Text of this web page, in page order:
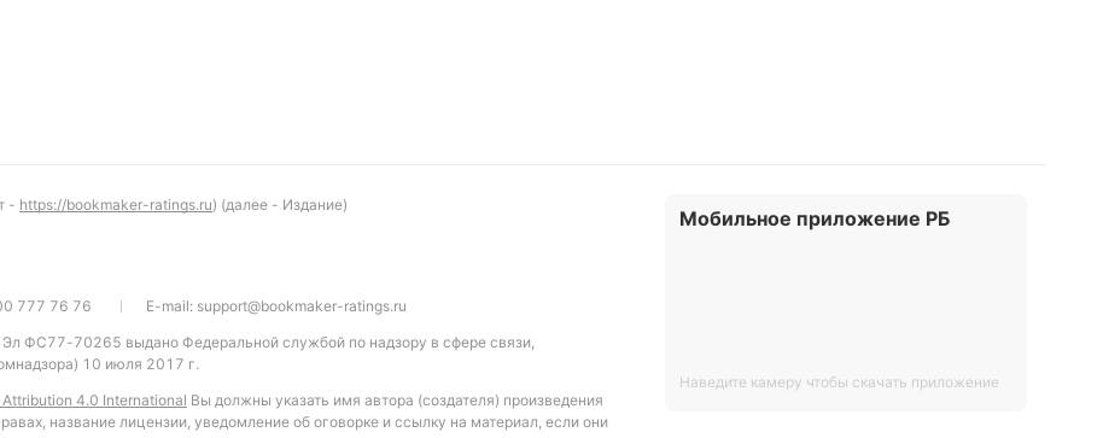
- https://bookmaker-ratings.ru) (далее - Издание)
777 76 76 E-mail: support@bookmaker-ratings.ru
ФС77-70265 выдано Федеральной службой по надзору в сфере связи,
10 июля 2017 г.
4.0 International Вы должны указать имя автора (создателя) произведения
название лицензии, уведомление об оговорке и ссылку на материал, если они
Мобильное приложение РБ
Наведите камеру чтобы скачать приложение